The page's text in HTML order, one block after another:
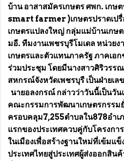
บ้าน อาสาสมัครเกษตร ศพก. เก
smart farmer )เกษตรปราดเป
เกษตรแปลงใหญ่ กลุ่มแม่บ้านเกษ
มอี. ทีมงานเพชรบุรีโมเดล หน่วยง
เกษตรและตัวแทนภาครัฐ ภาคเอ
ร่วมประชุม โดยมีนางสาวศิริวรรณ
สหกรณ์จังหวัดเพชรบุรี เป็นฝ่ายเล
นายอลงกรณ์ กล่าวว่าวันนี้เป็นวั
คณะกรรมการพัฒนาเกษตรกรรม
ครอบคลุม7,255ตำบลใน878อำเ
แรกของประเทศควบคู่กับโครงก
ในเมืองเพื่อสร้างฐานใหม่ที่เข้มแ
ประเทศไทยสู่ประเทศผู้ส่งออกสิน